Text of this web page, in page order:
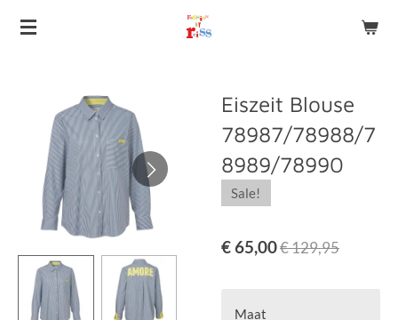
Ga
hoofdinhoud
Eiszeit Blouse
78987/78988/7
8989/78990
Sale!
€ 65,00€ 129,95
Maat